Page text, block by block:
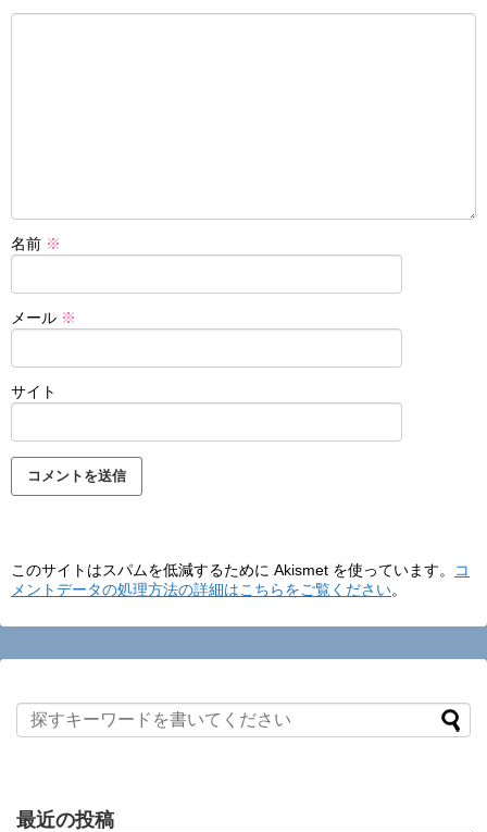
名前 ※
メール ※
サイト
このサイトはスパムを低減するために Akismet を使っています。
コ
メントデータの処理方法の詳細はこちらをご覧ください。
最近の投稿